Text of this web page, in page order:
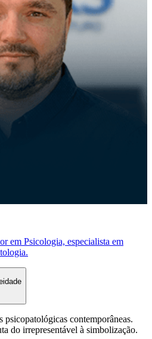
em Psicologia, especialista em
psicopatológicas contemporâneas.
do irrepresentável à simbolização.